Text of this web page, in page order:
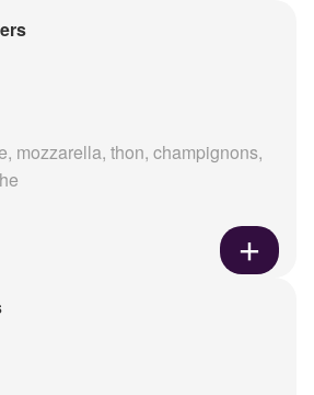
mozzarella, thon, champignons,